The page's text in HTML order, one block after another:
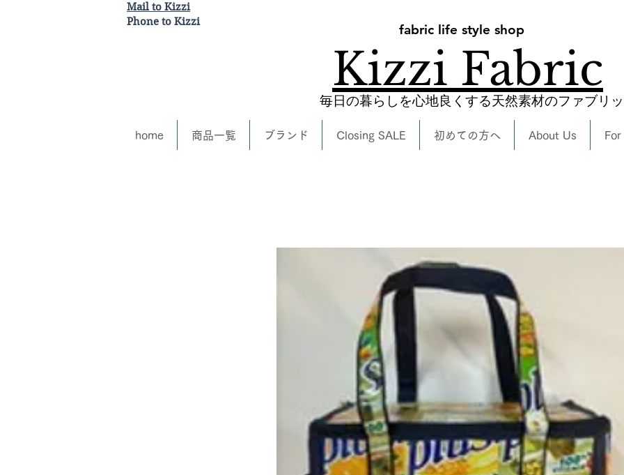
Mail to Kizzi
Phone to Kizzi
fabric life style shop
Kizzi Fabric
毎日の暮らしを心地良くする天然素材のファブリ
home 商品一覧 ブランド Closing SALE 初めての方へ About Us